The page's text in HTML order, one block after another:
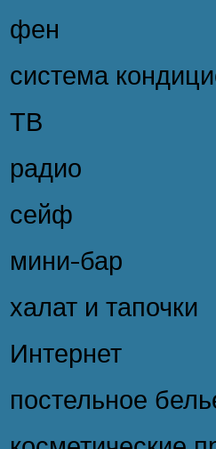
фен
система
ТВ
радио
сейф
мини-бар
халат и тапочки
Интернет
постельное